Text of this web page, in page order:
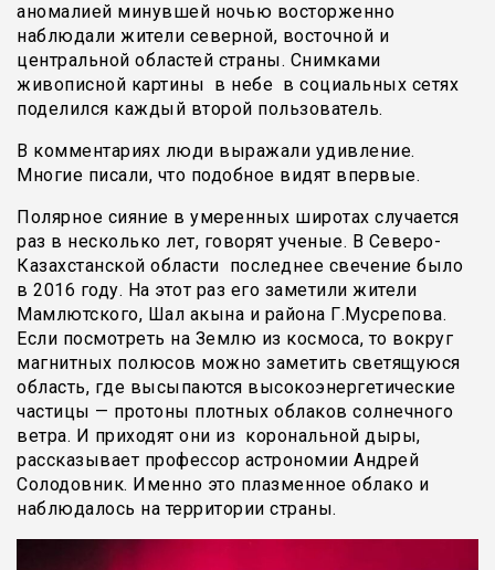
аномалией минувшей ночью восторженно
наблюдали жители северной, восточной и
центральной областей страны. Снимками
живописной картины в небе в социальных сетях
поделился каждый второй пользователь.
В комментариях люди выражали удивление.
Многие писали, что подобное видят впервые.
Полярное сияние в умеренных широтах случается
раз в несколько лет, говорят ученые. В Северо-
Казахстанской области последнее свечение было
в 2016 году. На этот раз его заметили жители
Мамлютского, Шал акына и района Г.Мусрепова.
Если посмотреть на Землю из космоса, то вокруг
магнитных полюсов можно заметить светящуюся
область, где высыпаются высокоэнергетические
частицы — протоны плотных облаков солнечного
ветра. И приходят они из корональной дыры,
рассказывает профессор астрономии Андрей
Солодовник. Именно это плазменное облако и
наблюдалось на территории страны.